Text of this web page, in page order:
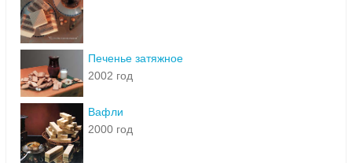
Печенье затяжное
2002 год
Вафли
2000 год